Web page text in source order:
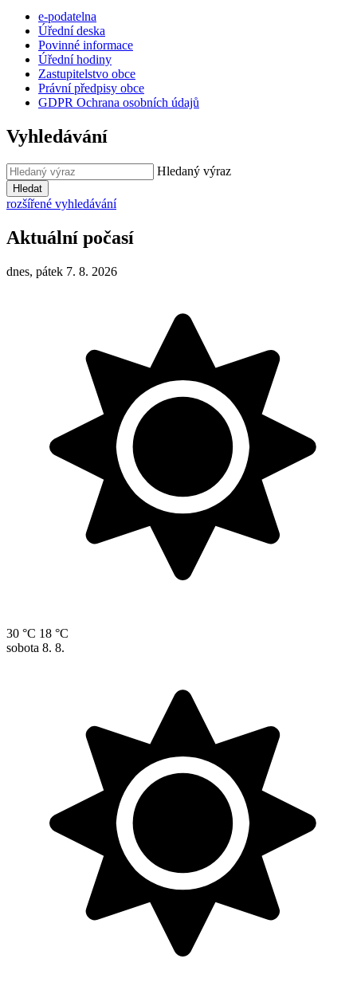
e-podatelna
Úřední deska
Povinné informace
Úřední hodiny
Zastupitelstvo obce
Právní předpisy obce
GDPR Ochrana osobních údajů
Vyhledávání
Hledaný výraz
Hledat
rozšířené vyhledávání
Aktuální počasí
dnes, pátek 7. 8. 2026
30 °C 18 °C
sobota 8. 8.